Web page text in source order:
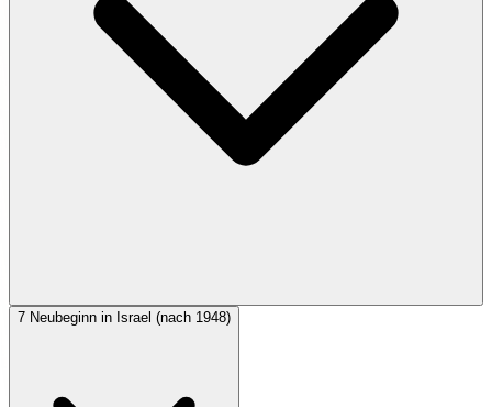
7 Neubeginn in Israel (nach 1948)